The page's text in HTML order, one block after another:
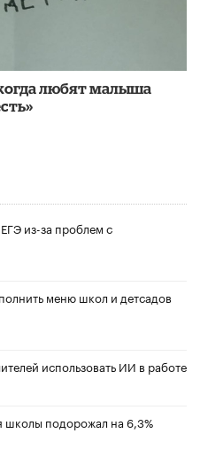
любят малыша
из-за проблем с
меню школ и детсадов
использовать ИИ в работе
школы подорожал на 6,3%